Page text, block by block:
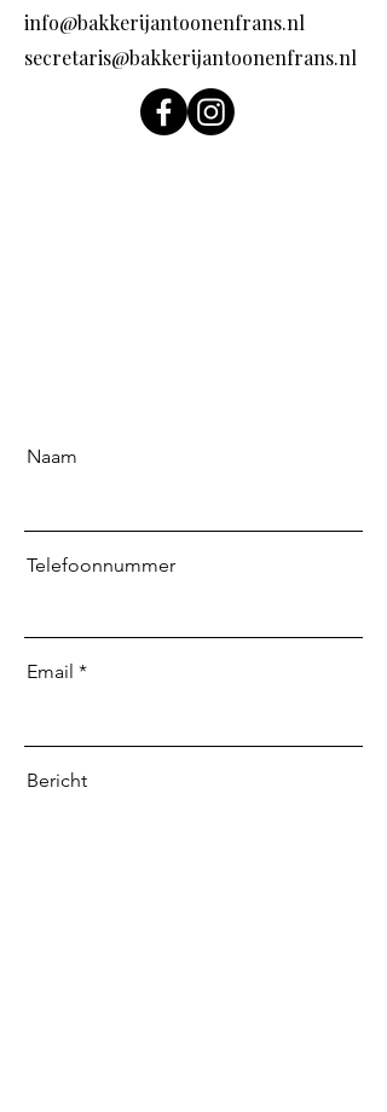
info@bakkerijantoonenfrans.nl
secretaris@bakkerijantoonenfrans.nl
Naam
Telefoonnummer
Email
Bericht